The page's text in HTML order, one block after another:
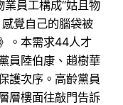
員工構成“姑且物
覺自己的腦袋被
。本需求44人才
員陸伯康、趙樹華
護次序。高齡黨員
層樓面往敲門告訴